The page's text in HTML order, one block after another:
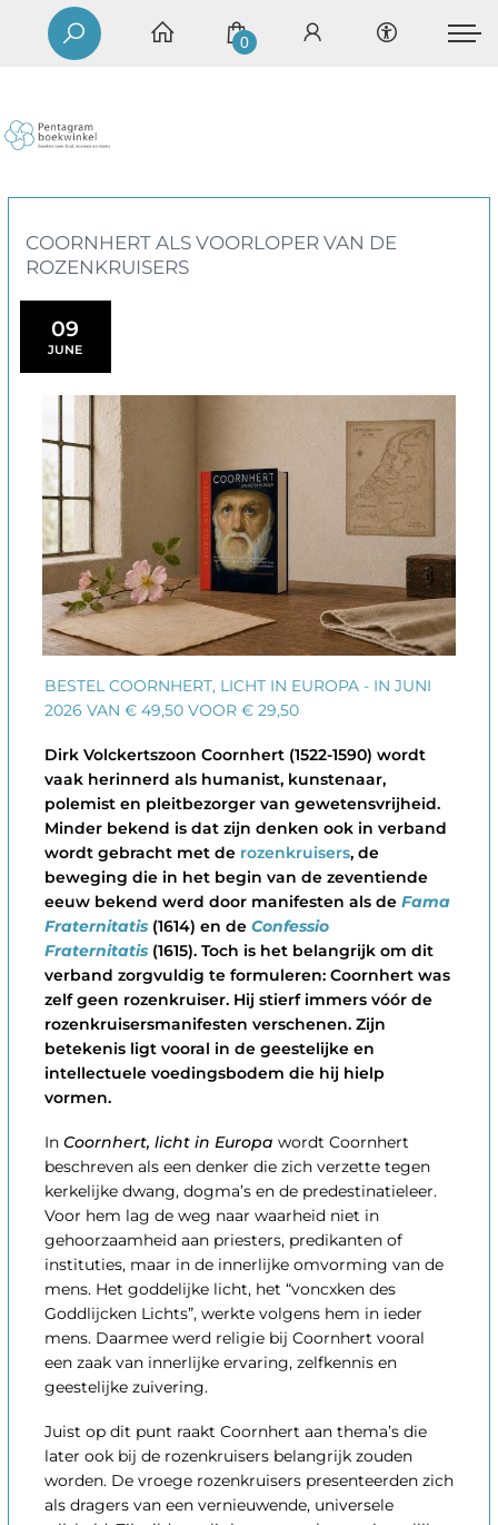
0
COORNHERT ALS VOORLOPER VAN DE
ROZENKRUISERS
09
JUNE
BESTEL COORNHERT, LICHT IN EUROPA - IN JUNI
2026 VAN € 49,50 VOOR € 29,50
Dirk Volckertszoon Coornhert (1522-1590) wordt
vaak herinnerd als humanist, kunstenaar,
polemist en pleitbezorger van gewetensvrijheid.
Minder bekend is dat zijn denken ook in verband
wordt gebracht met de rozenkruisers, de
beweging die in het begin van de zeventiende
eeuw bekend werd door manifesten als de Fama
Fraternitatis(1614) en de Confessio
Fraternitatis(1615). Toch is het belangrijk om dit
verband zorgvuldig te formuleren: Coornhert was
zelf geen rozenkruiser. Hij stierf immers vóór de
rozenkruisersmanifesten verschenen. Zijn
betekenis ligt vooral in de geestelijke en
intellectuele voedingsbodem die hij hielp
vormen.
In Coornhert, licht in Europa wordt Coornhert
beschreven als een denker die zich verzette tegen
kerkelijke dwang, dogma’s en de predestinatieleer.
Voor hem lag de weg naar waarheid niet in
gehoorzaamheid aan priesters, predikanten of
instituties, maar in de innerlijke omvorming van de
mens. Het goddelijke licht, het “voncxken des
Goddlijcken Lichts”, werkte volgens hem in ieder
mens. Daarmee werd religie bij Coornhert vooral
een zaak van innerlijke ervaring, zelfkennis en
geestelijke zuivering.
Juist op dit punt raakt Coornhert aan thema’s die
later ook bij de rozenkruisers belangrijk zouden
worden. De vroege rozenkruisers presenteerden zich
als dragers van een vernieuwende, universele